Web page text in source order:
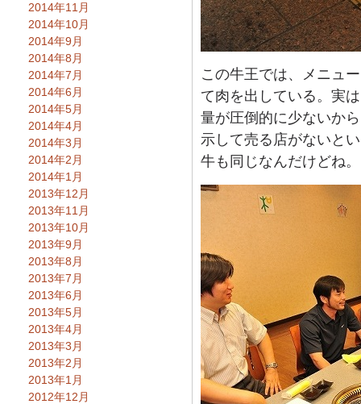
この牛王では、メニュ
て肉を出している。実
量が圧倒的に少ないか
示して売る店がないと
牛も同じなんだけどね。
2014年11月
2014年10月
2014年9月
2014年8月
2014年7月
2014年6月
2014年5月
2014年4月
2014年3月
2014年2月
2014年1月
2013年12月
2013年11月
2013年10月
2013年9月
2013年8月
2013年7月
2013年6月
2013年5月
2013年4月
2013年3月
2013年2月
2013年1月
2012年12月